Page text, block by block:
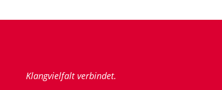
Inhalt
Klangvielfalt verbindet.